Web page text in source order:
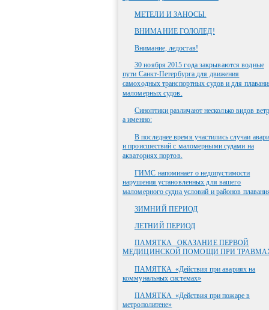
МЕТЕЛИ И ЗАНОСЫ.
ВНИМАНИЕ ГОЛОЛЕД!
Внимание, ледостав!
30 ноября 2015 года закрываются водные
пути Санкт-Петербурга для движения
самоходных транспортных судов и для
маломерных судов.
Синоптики различают несколько видов
а именно:
В последнее время участились случаи
и происшествий с маломерными судами на
акваториях портов.
ГИМС напоминает о недопустимости
нарушения установленных для вашего
маломерного судна условий и районов
ЗИМНИЙ ПЕРИОД
ЛЕТНИЙ ПЕРИОД
ПАМЯТКА _ОКАЗАНИЕ ПЕРВОЙ
МЕДИЦИНСКОЙ ПОМОЩИ ПРИ
ПАМЯТКА_«Действия при авариях на
коммунальных системах»
ПАМЯТКА_«Действия при пожаре в
метрополитене»